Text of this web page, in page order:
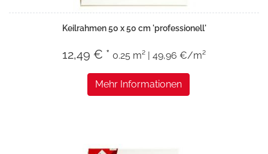
Keilrahmen 50 x 50 cm 'professionell'
12,49 € * 0.25 m² | 49,96 €/m²
Mehr Informationen